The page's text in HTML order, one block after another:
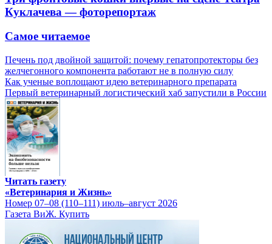
Куклачева — фоторепортаж
Самое читаемое
Печень под двойной защитой: почему гепатопротекторы без
желчегонного компонента работают не в полную силу
Как ученые воплощают идею ветеринарного препарата
Первый ветеринарный логистический хаб запустили в России
Читать газету
«Ветеринария и Жизнь»
Номер 07–08 (110–111) июль–август 2026
Газета ВиЖ. Купить